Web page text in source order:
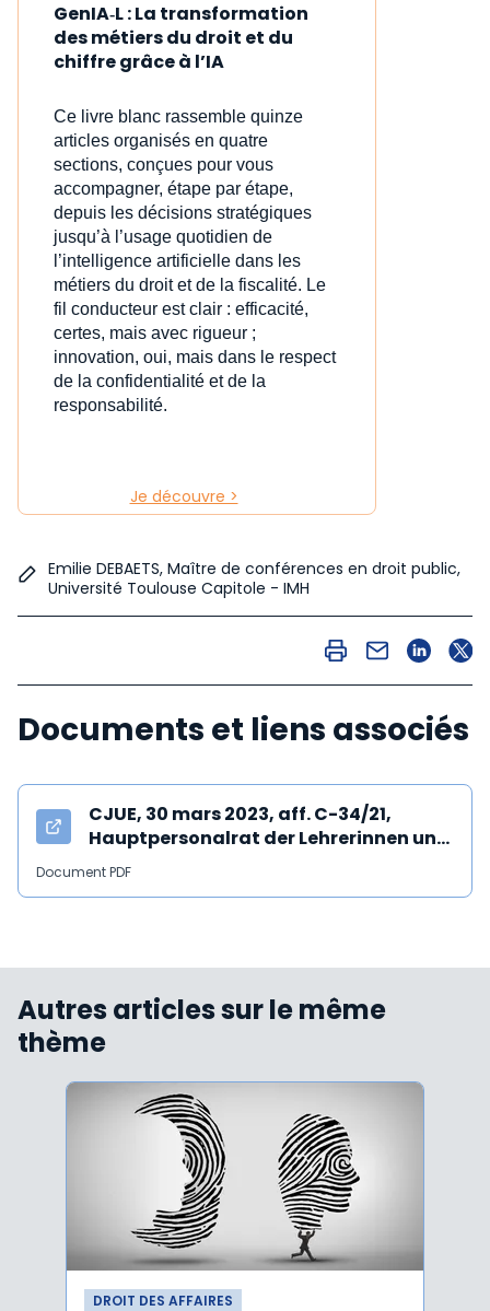
GenIA‑L : La transformation
des métiers du droit et du
chiffre grâce à l’IA
Ce livre blanc rassemble quinze
articles organisés en quatre
sections, conçues pour vous
accompagner, étape par étape,
depuis les décisions stratégiques
jusqu’à l’usage quotidien de
l’intelligence artificielle dans les
métiers du droit et de la fiscalité. Le
fil conducteur est clair : efficacité,
certes, mais avec rigueur ;
innovation, oui, mais dans le respect
de la confidentialité et de la
responsabilité.
Je découvre >
Emilie DEBAETS, Maître de conférences en droit public,
Université Toulouse Capitole - IMH
Documents et liens associés
CJUE, 30 mars 2023, aff. C-34/21,
Hauptpersonalrat der Lehrerinnen und
Lehrer
Document PDF
Autres articles sur le même
thème
DROIT DES AFFAIRES